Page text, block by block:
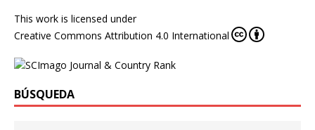
This work is licensed under
Creative Commons Attribution 4.0 International
BÚSQUEDA